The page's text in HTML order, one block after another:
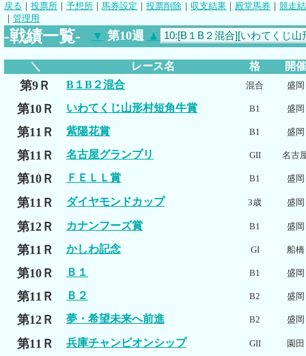
戻る ｜ 投票所 ｜ 予想所 ｜ 馬券設定 ｜ 投票削除 ｜ 収支結果 ｜ 殿堂馬券 ｜ 競走
｜ 管理用
-戦績一覧- ▼ 第10週 ▲
＼ レース名 格 開催
第9Ｒ B１B２混合 混合 盛岡
第10Ｒ いわてくじ山形村短角牛賞 B1 盛岡
第11Ｒ 紫陽花賞 B1 盛岡
第11Ｒ 名古屋グランプリ GII 名古
第10Ｒ ＦＥＬＬ賞 B1 盛岡
第11Ｒ ダイヤモンドカップ 3歳 盛岡
第12Ｒ カナンフーズ賞 B1 盛岡
第11Ｒ かしわ記念 GI 船橋
第10Ｒ Ｂ１ B1 盛岡
第11Ｒ Ｂ２ B2 盛岡
第12Ｒ 夢・希望未来へ前進 B2 盛岡
第11Ｒ 兵庫チャンピオンシップ GII 園田